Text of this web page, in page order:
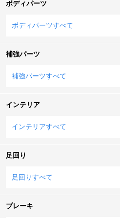
ボディパーツ
ボディパーツすべて
補強パーツ
補強パーツすべて
インテリア
インテリアすべて
足回り
足回りすべて
ブレーキ